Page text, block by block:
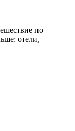
по
отели,